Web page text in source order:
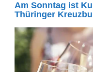
Am Sonntag ist
Thüringer